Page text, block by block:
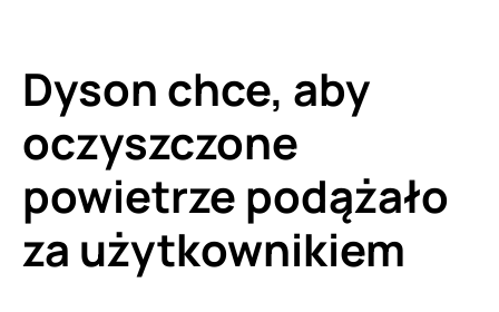
Dyson chce, aby
oczyszczone
powietrze podążało
za użytkownikiem